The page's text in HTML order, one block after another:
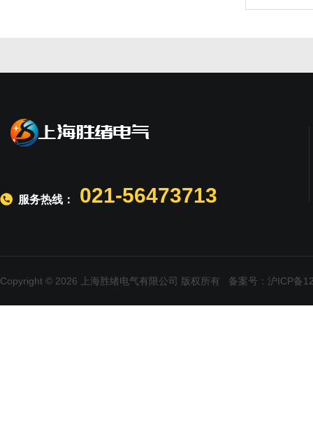
服务热线： 021-56473713
Copyright © 2026 上海胜绪电气有限公司 版权所有 备案号：沪ICP备